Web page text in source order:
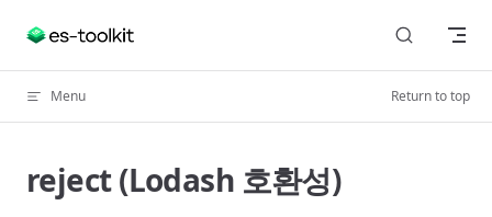
Skip to content
Menu Return to top
reject (Lodash 호환성)